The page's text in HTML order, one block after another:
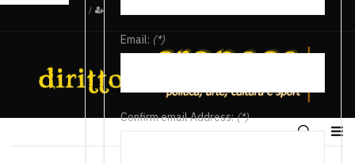
/
Email: (*)
Confirm email Address:(*)